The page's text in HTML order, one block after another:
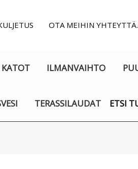
OTA MEIHIN YHTEYTTÄ.
KATOT ILMANVAIHTO
TERASSILAUDAT ETSI